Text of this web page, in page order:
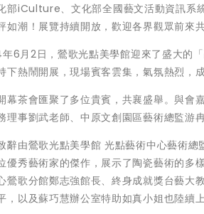
部iCulture、文化部全國藝文活動資訊系
如潮！展覽持續開放，歡迎各界觀眾前來共
6月2日，鶯歌光點美學館迎來了盛大的
下熱鬧開展，現場賓客雲集，氣氛熱烈，
幕茶會匯聚了多位貴賓，共襄盛舉。與會
理事劉武老師、中原文創園區藝術總監游
辭由鶯歌光點美學館 光點藝術中心藝術
優秀藝術家的傑作，展示了陶瓷藝術的多
鶯歌分館鄭志強館長、終身成就獎台藝大
，以及蘇巧慧辦公室特助如真小姐也陸續上